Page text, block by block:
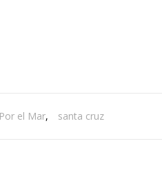
Por el Mar, santa cruz